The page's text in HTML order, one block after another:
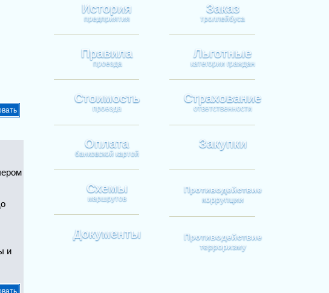
и
История
предприятия
Правила
проезда
Стоимость
проезда
Оплата
банковской картой
Схемы
маршрутов
Документы
Заказ
троллейбуса
Льготные
категории граждан
Страхование
ответственности
Закупки
Противодействие
коррупции
Противодействие
терроризму